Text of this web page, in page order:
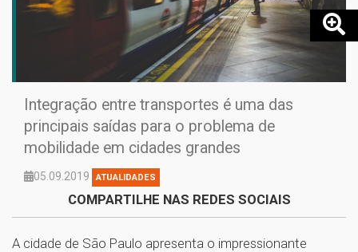
Integração entre transportes é uma das
principais saídas para o problema de
mobilidade em cidades grandes
05.09.2019 ATUALIDADES
COMPARTILHE NAS REDES SOCIAIS
A cidade de São Paulo apresenta o impressionante